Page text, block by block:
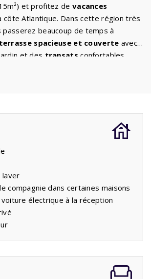
et profitez de vacances
côte Atlantique. Dans cette région très
passerez beaucoup de temps à
terrasse spacieuse et couverte avec
et des transats confortables.
peuvent jouer. Le salon spacieux
la cuisine avecappareils intégrés
de tous ceux qui aiment cuisiner,
bonne nuit de sommeil
Des lits confortables sont
lits simples dans les trois chambres. Il y
baindont une avec baignoire et lavabo
et lavabo et un deuxième WC séparé.
barbecueet dégustez un verre de vin.
!
laver
compagnie dans certaines maisons
voiture électrique à la réception